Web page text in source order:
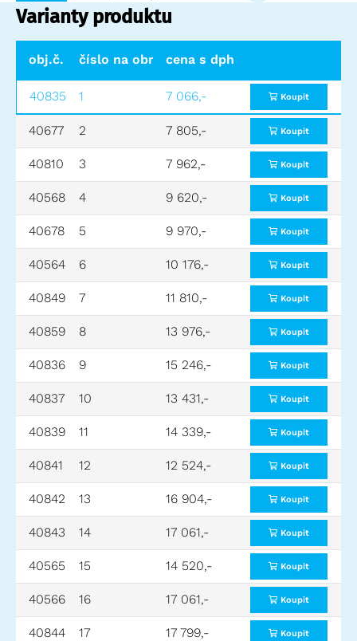
Varianty produktu
obj.č. číslo na obr. 7 vnější rozměry DxŠxV (mm)
cena s dph
40835 1 400x300x180
7 066,- Koupit
40677 2 400x300x340
7 805,- Koupit
40810 3 600x400x180
7 962,- Koupit
40568 4 600x400x250
9 620,- Koupit
40678 5 600x400x340
9 970,- Koupit
40564 6 600x400x410
10 176,- Koupit
40849 7 600x600x250
11 810,- Koupit
40859 8 600x600x410
13 976,- Koupit
40836 9 600x600x610
15 246,- Koupit
40837 10 650x480x480
13 431,- Koupit
40839 11 650x610x470
14 339,- Koupit
40841 12 740x510x410
12 524,- Koupit
40842 13 740x690x370
16 904,- Koupit
40843 14 740x690x460
17 061,- Koupit
40565 15 800x600x410
14 520,- Koupit
40566 16 800x600x610
17 061,- Koupit
40844 17 830x530x550
17 799,- Koupit